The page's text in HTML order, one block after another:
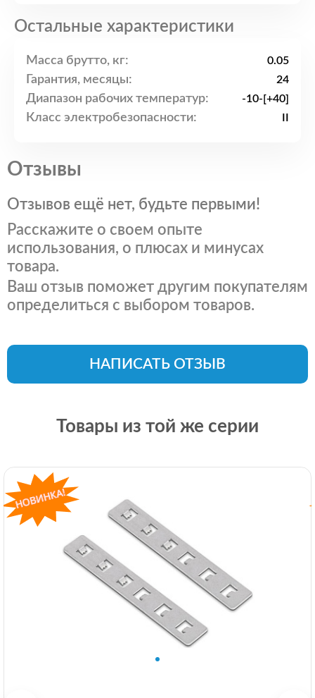
Остальные характеристики
Масса брутто, кг: 0.05
Гарантия, месяцы: 24
Диапазон рабочих температур: -10-[+40]
Класс электробезопасности:
Отзывы
Отзывов ещё нет, будьте первыми!
Расскажите о своем опыте
использования, о плюсах и минусах
товара.
Ваш отзыв поможет другим покупателям
определиться с выбором товаров.
НАПИСАТЬ ОТЗЫВ
Товары из той же серии